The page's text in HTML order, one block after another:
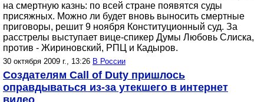
на смертную казнь: по всей стране появятся суды
присяжных. Можно ли будет вновь выносить смертные
приговоры, решит 9 ноября Конституционный суд. За
расстрелы выступает вице-спикер Думы Любовь Слиска,
против - Жириновский, РПЦ и Кадыров.
30 октября 2009 г., 13:26 В России
Создателям Call of Duty пришлось
оправдываться из-за утекшего в интернет
видео